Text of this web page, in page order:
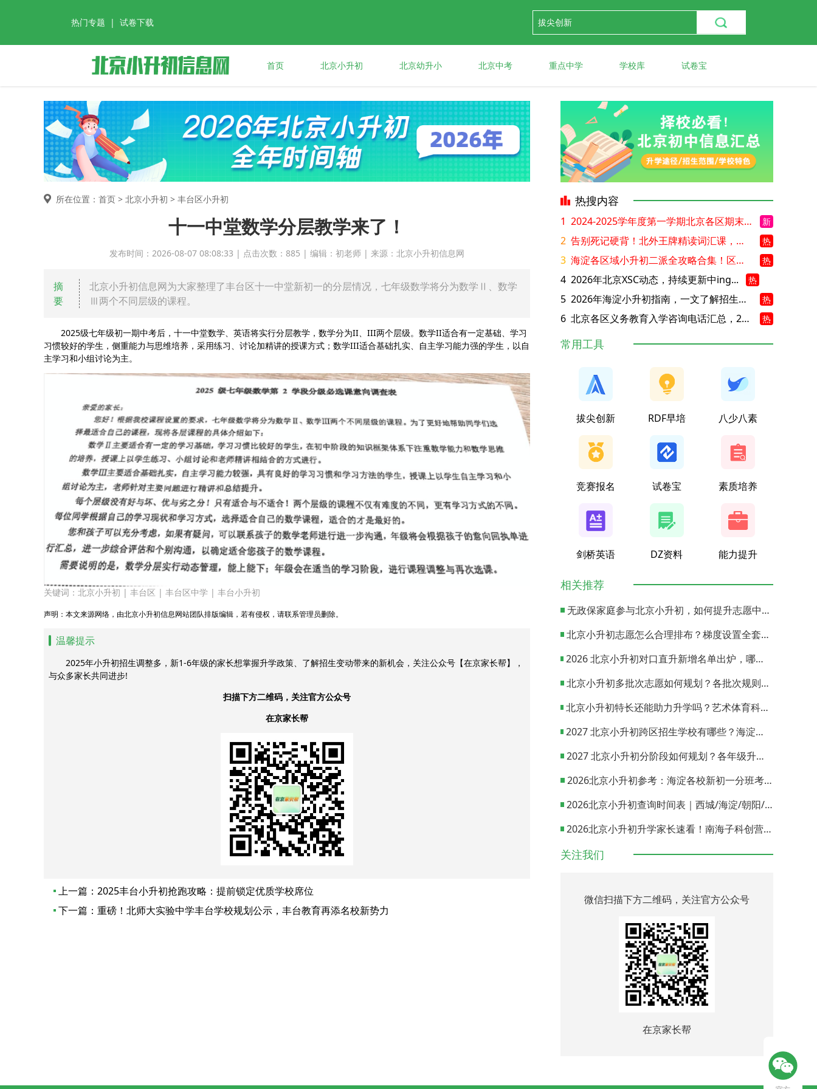
热门专题 | 试卷下载
首页 北京小升初 北京幼升小 北京中考 重点中学 学校库 试卷宝
所在位置：首页 > 北京小升初 > 丰台区小升初
十一中堂数学分层教学来了！
发布时间：2026-08-07 08:08:33 | 点击次数：885 | 编辑：初老师 | 来源：北京小升初信息网
摘
要
北京小升初信息网为大家整理了丰台区十一中堂新初一的分层情况，七年级数学将分为数学Ⅱ、数学
Ⅲ两个不同层级的课程。
2025级七年级初一期中考后，十一中堂数学、英语将实行分层教学，数学分为II、III两个层级。数学II适合有一定基础、学习
习惯较好的学生，侧重能力与思维培养，采用练习、讨论加精讲的授课方式；数学III适合基础扎实、自主学习能力强的学生，以自
主学习和小组讨论为主。
关键词： 北京小升初 | 丰台区 | 丰台区中学 | 丰台小升初
声明：本文来源网络，由北京小升初信息网站团队排版编辑，若有侵权，请联系管理员删除。
温馨提示
2025年小升初招生调整多，新1-6年级的家长想掌握升学政策、了解招生变动带来的新机会，关注公众号【在京家长帮】，
与众多家长共同进步!
扫描下方二维码，关注官方公众号
在京家长帮
上一篇： 2025丰台小升初抢跑攻略：提前锁定优质学校席位
下一篇： 重磅！北师大实验中学丰台学校规划公示，丰台教育再添名校新势力
热搜内容
1 2024-2025学年度第一学期北京各区期末考试真题试卷汇总 新
2 告别死记硬背！北外王牌精读词汇课，帮孩子突破英语词汇难关 热
3 海淀各区域小升初二派全攻略合集！区域一至五志愿填报、升学策略详解 热
4 2026年北京XSC动态，持续更新中ing... 热
5 2026年海淀小升初指南，一文了解招生政策要点 热
6 北京各区义务教育入学咨询电话汇总，25年小升初家长提前收藏 热
常用工具
拔尖创新 RDF早培 八少八素
竞赛报名 试卷宝 素质培养
剑桥英语 DZ资料 能力提升
相关推荐
无政保家庭参与北京小升初，如何提升志愿中签概率？
北京小升初志愿怎么合理排布？梯度设置全套策略与填报避坑指南
2026 北京小升初对口直升新增名单出炉，哪些小学可以直升优质初中？
北京小升初多批次志愿如何规划？各批次规则与填报实操指南
北京小升初特长还能助力升学吗？艺术体育科技特长机会与误区全面解析
2027 北京小升初跨区招生学校有哪些？海淀西城东城全市招生校完整汇总
2027 北京小升初分阶段如何规划？各年级升学节点与升学通道全梳理
2026北京小升初参考：海淀各校新初一分班考试日期汇总
2026北京小升初查询时间表｜西城/海淀/朝阳/东城/丰台一键对照
2026北京小升初升学家长速看！南海子科创营报名通道正式开启
关注我们
微信扫描下方二维码，关注官方公众号
在京家长帮